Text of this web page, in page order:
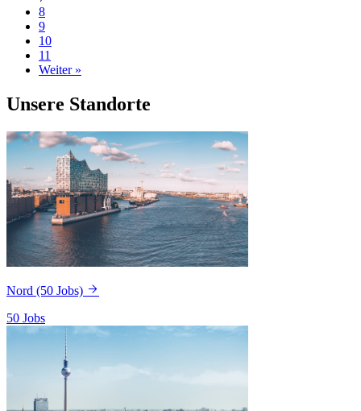
8
9
10
11
Weiter »
Unsere Standorte
Nord (50 Jobs)
50 Jobs